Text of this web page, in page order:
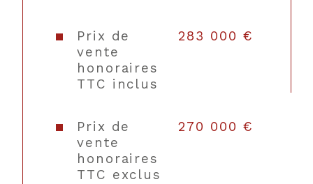
Prix de
vente
honoraires
TTC inclus
283 000 €
Prix de
vente
honoraires
TTC exclus
270 000 €